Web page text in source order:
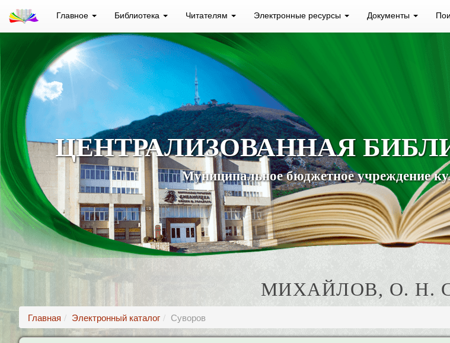
Главное Библиотека Читателям Электронные ресурсы Документы
ЦЕНТРАЛИЗОВАННАЯ
Муниципальное бюджетное учреждение
МИХАЙЛОВ, О. Н.
Главная Электронный каталог Суворов